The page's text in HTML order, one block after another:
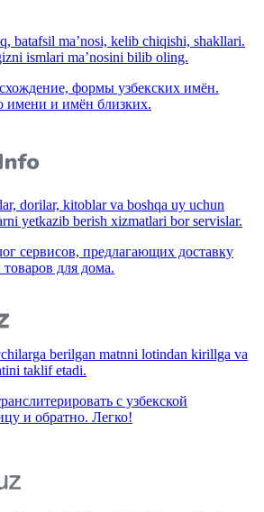
batafsil ma’nosi, kelib chiqishi, shakllari.
ismlari ma’nosini bilib oling.
формы узбекских имён.
имени и имён близких.
dorilar, kitoblar va boshqa uy uchun
yetkazib berish xizmatlari bor servislar.
сервисов, предлагающих доставку
для дома.
berilgan matnni lotindan kirillga va
taklif etadi.
с узбекской
и обратно. Легко!